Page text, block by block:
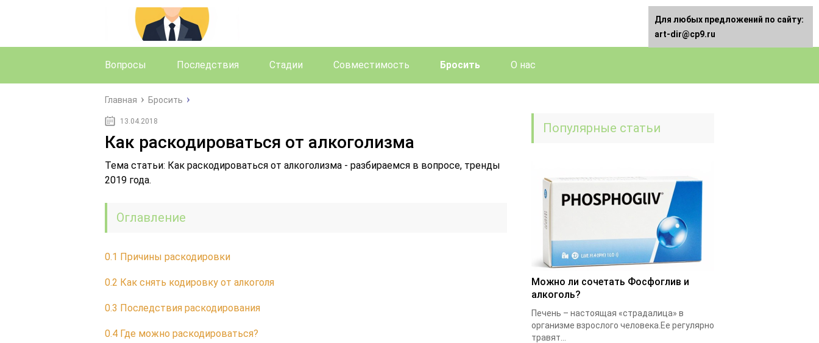
Вопросы Последствия Стадии Совместимость Бросить О нас
Главная Бросить
13.04.2018
Как раскодироваться от алкоголизма
Тема статьи: Как раскодироваться от алкоголизма - разбираемся в вопросе, тренды
2019 года.
Оглавление
0.1 Причины раскодировки
0.2 Как снять кодировку от алкоголя
0.3 Последствия раскодирования
0.4 Где можно раскодироваться?
Популярные статьи
Можно ли сочетать Фосфоглив и
алкоголь?
Печень – настоящая «страдалица» в
организме взрослого человека.Ее регулярно
травят...
Для любых предложений по сайту:
art-dir@cp9.ru